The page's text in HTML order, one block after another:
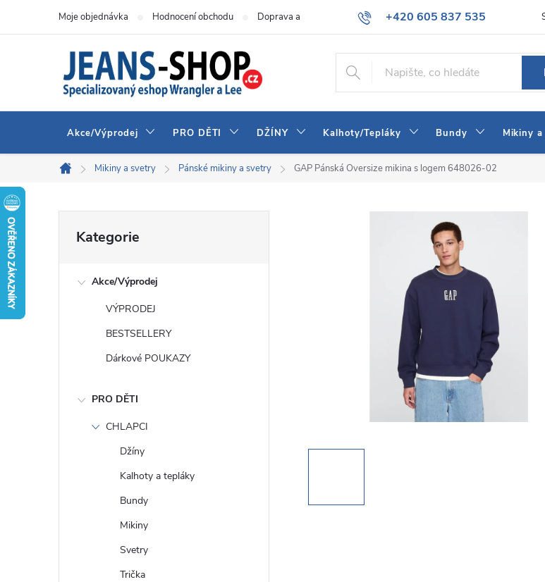
+420 605 837 535
info@jeans-shop.cz
Moje objednávka Hodnocení obchodu Doprava a platba Obchodní podmínky Naše prodejna
Akce/Výprodej PRO DĚTI DŽÍNY Kalhoty/Tepláky Bundy Mikiny
Domů
Mikiny a svetry Pánské mikiny a svetry GAP Pánská Oversize mikina s logem 648026-02
kategorie
Kategorie
Akce/Výprodej
VÝPRODEJ
BESTSELLERY
Dárkové POUKAZY
PRO DĚTI
CHLAPCI
Džíny
Kalhoty a tepláky
Bundy
Mikiny
Svetry
Trička